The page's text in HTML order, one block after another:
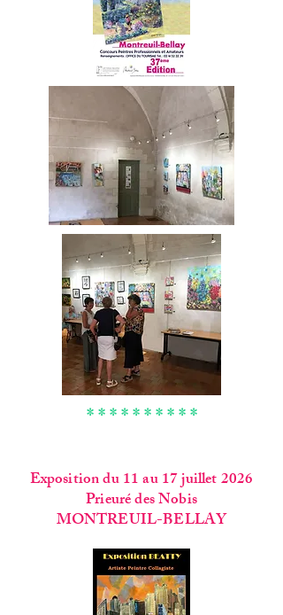
* * * * * * * * * *
Exposition du 11 au 17 juillet 2026
Prieuré des Nobis
MONTREUIL-BELLAY